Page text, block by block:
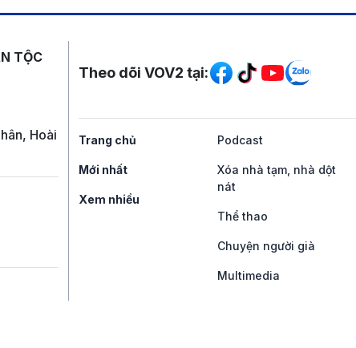
TỘC
Hoài
Mạng xã hội
Theo dõi VOV2 tại:
Trang chủ
Mới nhất
Xem nhiều
Podcast
Xóa nhà tạm, nhà dột
nát
Thể thao
Chuyện người già
Multimedia